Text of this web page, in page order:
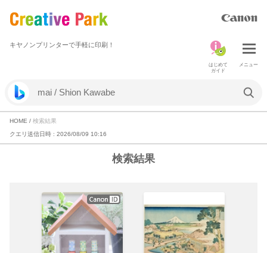
キヤノンプリンターで手軽に印刷！
メニュー
はじめて
ガイド
HOME / 検索結果
クエリ送信日時 : 2026/08/09 10:16
検索結果